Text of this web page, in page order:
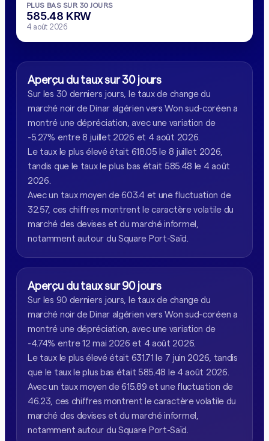
PLUS BAS SUR 30 JOURS
585.48 KRW
4 août 2026
Aperçu du taux sur 30 jours
Sur les 30 derniers jours, le taux de change du
marché noir de Dinar algérien vers Won sud-coréen a
montré une dépréciation, avec une variation de
-5.27% entre 8 juillet 2026 et 4 août 2026.
Le taux le plus élevé était 618.05 le 8 juillet 2026,
tandis que le taux le plus bas était 585.48 le 4 août
2026.
Avec un taux moyen de 603.4 et une fluctuation de
32.57, ces chiffres montrent le caractère volatile du
marché des devises et du marché informel,
notamment autour du Square Port-Saïd.
Aperçu du taux sur 90 jours
Sur les 90 derniers jours, le taux de change du
marché noir de Dinar algérien vers Won sud-coréen a
montré une dépréciation, avec une variation de
-4.74% entre 12 mai 2026 et 4 août 2026.
Le taux le plus élevé était 631.71 le 7 juin 2026, tandis
que le taux le plus bas était 585.48 le 4 août 2026.
Avec un taux moyen de 615.89 et une fluctuation de
46.23, ces chiffres montrent le caractère volatile du
marché des devises et du marché informel,
notamment autour du Square Port-Saïd.